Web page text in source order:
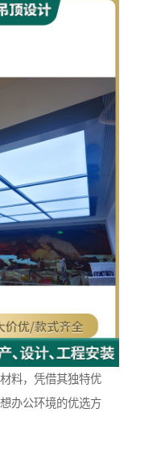
料，凭借其独特优
办公环境的优选方